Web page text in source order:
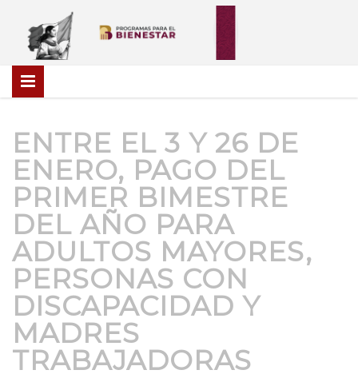
ENTRE EL 3 Y 26 DE
ENERO, PAGO DEL
PRIMER BIMESTRE
DEL AÑO PARA
ADULTOS MAYORES,
PERSONAS CON
DISCAPACIDAD Y
MADRES
TRABAJADORAS